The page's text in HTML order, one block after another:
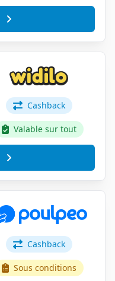
Cashback
Valable sur tout
Cashback
Sous conditions